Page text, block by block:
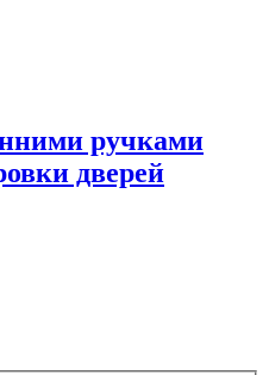
ручками
дверей